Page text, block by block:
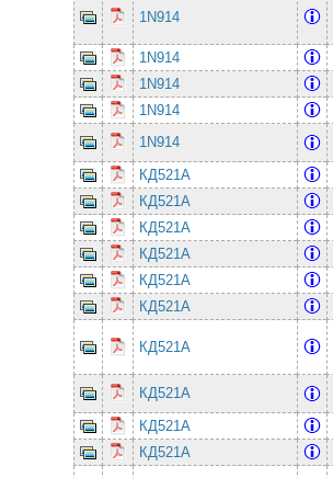
1N914
1N914
1N914
1N914
1N914
КД521А
КД521А
КД521А
КД521А
КД521А
КД521А
КД521А
КД521А
КД521А
КД521А